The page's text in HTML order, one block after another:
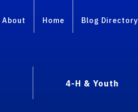
About Home Blog Directory
4-H & Youth